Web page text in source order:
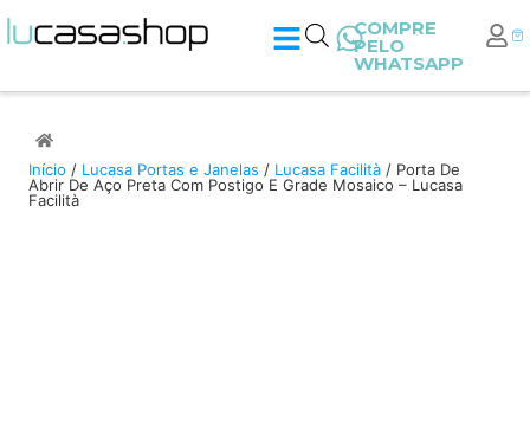
COMPRE
PELO
WHATSAPP
Início / Lucasa Portas e Janelas / Lucasa Facilità / Porta De
Abrir De Aço Preta Com Postigo E Grade Mosaico – Lucasa
Facilità